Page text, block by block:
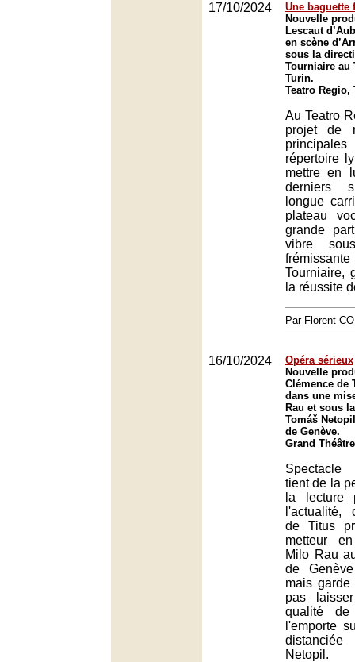
17/10/2024
Une baguette
Nouvelle
Lescaut
en scène
sous la
Tourniaire au
Turin.
Teatro Regio,
Au Teatro
projet de
répertoire
mettre en
derniers
longue
plateau
grande
vibre
Tourniaire,
la réussite
Par Florent
16/10/2024
Opéra sérieux
Nouvelle
Clémence de
dans une
Rau et sous
Tomáš
de Genève.
Grand
tient de la
la lecture
l'actualité,
de Titus
metteur
Milo Rau
de
mais
pas
qualité
l'emporte
Netopil.